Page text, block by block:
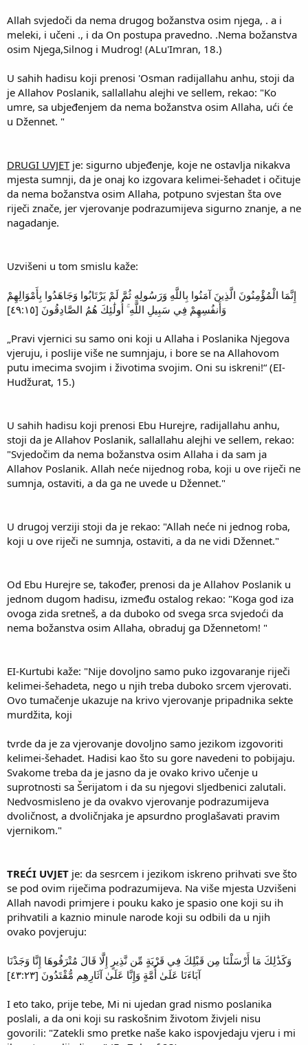
Allah svjedoči da nema drugog božanstva osim njega, . a i
meleki, i učeni ., i da On postupa pravedno. .Nema božanstva
osim Njega,Silnog i Mudrog! (ALu'Imran, 18.)
U sahih hadisu koji prenosi 'Osman radijallahu anhu, stoji da
je Allahov Poslanik, sallallahu alejhi ve sellem, rekao: "Ko
umre, sa ubjeđenjem da nema božanstva osim Allaha, ući će
u Džennet. "
DRUGI UVJETje: sigurno ubjeđenje, koje ne ostavlja nikakva
mjesta sumnji, da je onaj ko izgovara kelimei-šehadet i očituje
da nema božanstva osim Allaha, potpuno svjestan šta ove
riječi znače, jer vjerovanje podrazumijeva sigurno znanje, a ne
nagadanje.
Uzvišeni u tom smislu kaže:
إِنَّمَا الْمُؤْمِنُونَ الَّذِينَ آمَنُوا بِاللَّهِ وَرَسُولِهِ ثُمَّ لَمْ يَرْتَابُوا وَجَاهَدُوا بِأَمْوَالِهِمْ
وَأَنفُسِهِمْ فِي سَبِيلِ اللَّهِ ۚ أُولَٰئِكَ هُمُ الصَّادِقُونَ [٤٩:١٥]
„Pravi vjernici su samo oni koji u Allaha i Poslanika Njegova
vjeruju, i poslije više ne sumnjaju, i bore se na Allahovom
putu imecima svojim i životima svojim. Oni su iskreni!“ (EI-
Hudžurat, 15.)
U sahih hadisu koji prenosi Ebu Hurejre, radijallahu anhu,
stoji da je Allahov Poslanik, sallallahu alejhi ve sellem, rekao:
"Svjedočim da nema božanstva osim Allaha i da sam ja
Allahov Poslanik. Allah neće nijednog roba, koji u ove riječi ne
sumnja, ostaviti, a da ga ne uvede u Džennet."
U drugoj verziji stoji da je rekao: "Allah neće ni jednog roba,
koji u ove riječi ne sumnja, ostaviti, a da ne vidi Džennet."
Od Ebu Hurejre se, također, prenosi da je Allahov Poslanik u
jednom dugom hadisu, između ostalog rekao: "Koga god iza
ovoga zida sretneš, a da duboko od svega srca svjedoći da
nema božanstva osim Allaha, obraduj ga Džennetom! "
EI-Kurtubi kaže: "Nije dovoljno samo puko izgovaranje riječi
kelimei-šehadeta, nego u njih treba duboko srcem vjerovati.
Ovo tumačenje ukazuje na krivo vjerovanje pripadnika sekte
murdžita, koji
tvrde da je za vjerovanje dovoljno samo jezikom izgovoriti
kelimei-šehadet. Hadisi kao što su gore navedeni to pobijaju.
Svakome treba da je jasno da je ovako krivo učenje u
suprotnosti sa Šerijatom i da su njegovi sljedbenici zalutali.
Nedvosmisleno je da ovakvo vjerovanje podrazumijeva
dvoličnost, a dvoličnjaka je apsurdno proglašavati pravim
vjernikom."
TREĆI UVJET je: da sesrcem i jezikom iskreno prihvati sve što
se pod ovim riječima podrazumijeva. Na više mjesta Uzvišeni
Allah navodi primjere i pouku kako je spasio one koji su ih
prihvatili a kaznio minule narode koji su odbili da u njih
ovako povjeruju:
وَكَذَٰلِكَ مَا أَرْسَلْنَا مِن قَبْلِكَ فِي قَرْيَةٍ مِّن نَّذِيرٍ إِلَّا قَالَ مُتْرَفُوهَا إِنَّا وَجَدْنَا
آبَاءَنَا عَلَىٰ أُمَّةٍ وَإِنَّا عَلَىٰ آثَارِهِم مُّقْتَدُونَ [٤٣:٢٣]
I eto tako, prije tebe, Mi ni ujedan grad nismo poslanika
poslali, a da oni koji su raskošnim životom živjeli nisu
govorili: "Zatekli smo pretke naše kako ispovjedaju vjeru i mi